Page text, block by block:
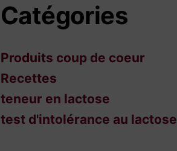
Catégories
Produits coup de coeur
Recettes
teneur en lactose
test d'intolérance au lactose